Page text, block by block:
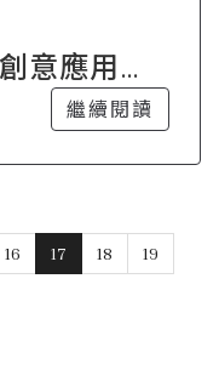
意應用與
繼續閱讀
16 17 18
19